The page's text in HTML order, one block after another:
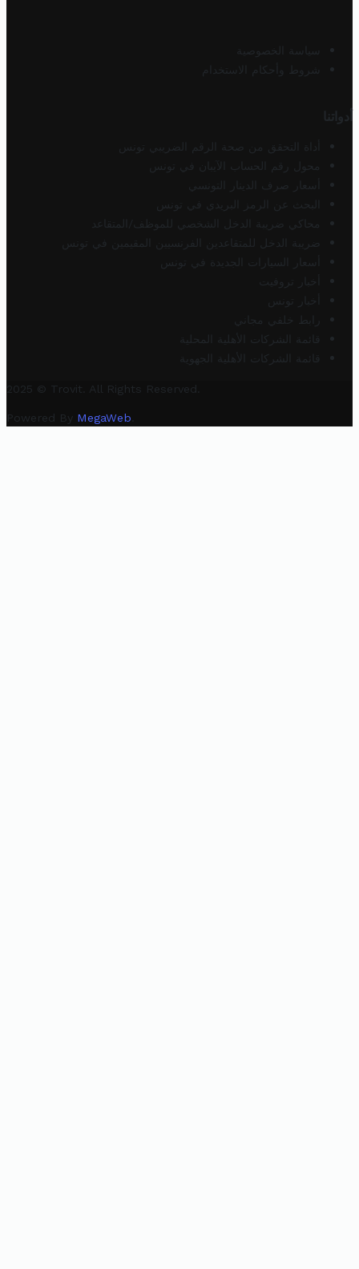
سياسة الخصوصية
شروط وأحكام الاستخدام
أدواتنا
أداة التحقق من صحة الرقم الضريبي تونس
محول رقم الحساب الآيبان في تونس
أسعار صرف الدينار التونسي
البحث عن الرمز البريدي في تونس
محاكي ضريبة الدخل الشخصي للموظف/المتقاعد
ضريبة الدخل للمتقاعدين الفرنسيين المقيمين في تونس
أسعار السيارات الجديدة في تونس
أخبار تروفيت
أخبار تونس
رابط خلفي مجاني
قائمة الشركات الأهلية المحلية
قائمة الشركات الأهلية الجهوية
2025 © Trovit. All Rights Reserved.
Powered By MegaWeb